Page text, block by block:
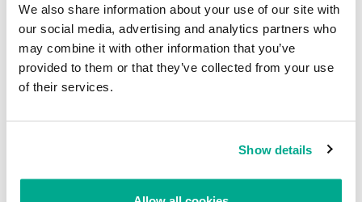
We also share information about your use of our site with
our social media, advertising and analytics partners who
may combine it with other information that you’ve
provided to them or that they’ve collected from your use
of their services.
Show details
azul” (Blue Frog)
infecciones GpCode